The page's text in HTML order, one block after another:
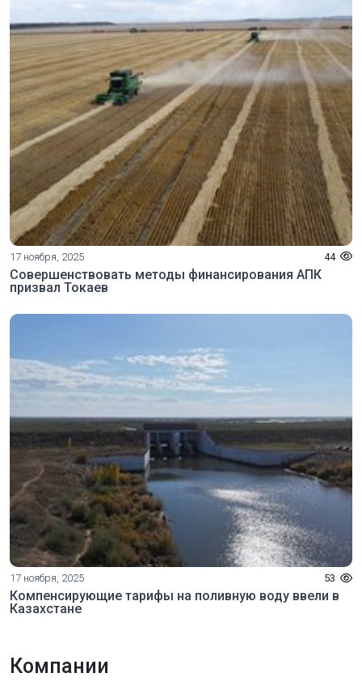
17 ноября, 2025 44
Совершенствовать методы финансирования АПК
призвал Токаев
17 ноября, 2025 53
Компенсирующие тарифы на поливную воду ввели в
Казахстане
Компании